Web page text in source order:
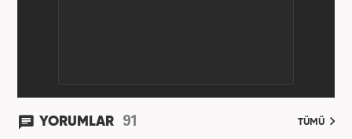
YORUMLAR 91 TÜMÜ